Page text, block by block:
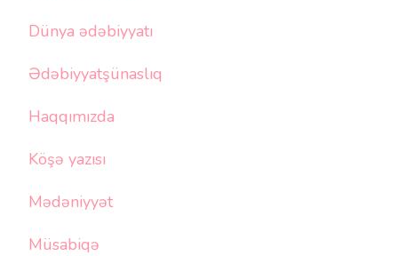
Dünya ədəbiyyatı
Ədəbiyyatşünaslıq
Haqqımızda
Köşə yazısı
Mədəniyyət
Müsabiqə